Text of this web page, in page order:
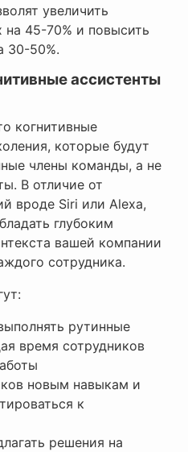
увеличить
45-70% и повысить
30-50%.
ассистенты
когнитивные
которые будут
члены команды, а не
В отличие от
вроде Siri или Alexa,
глубоким
вашей компании
сотрудника.
рутинные
время сотрудников
новым навыкам и
к
решения на